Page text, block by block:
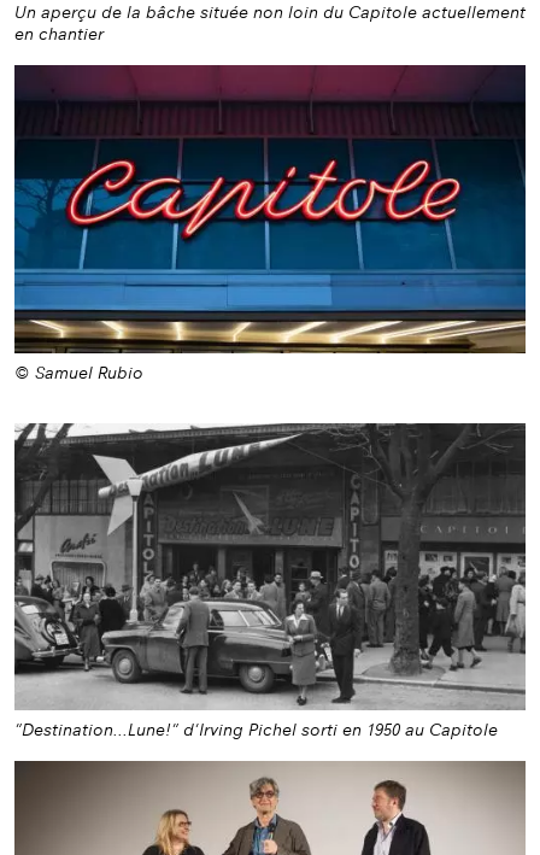
Un aperçu de la bâche située non loin du Capitole actuellement
en chantier
© Samuel Rubio
"Destination...Lune!" d'Irving Pichel sorti en 1950 au Capitole